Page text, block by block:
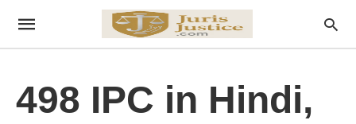
498 IPC in Hindi,